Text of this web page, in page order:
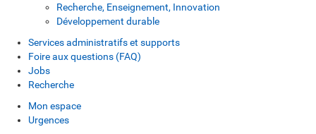
Recherche, Enseignement, Innovation
Développement durable
Services administratifs et supports
Foire aux questions (FAQ)
Jobs
Recherche
Mon espace
Urgences